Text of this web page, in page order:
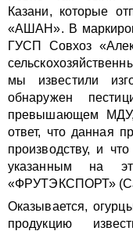
Казани, которые
«АШАН». В
ГУСП Совхоз
мы известили
обнаружен
превышающем МДУ,
ответ, что данная
производству, и
указанным на
«ФРУТЭКСПОРТ»
Оказывается,
продукцию